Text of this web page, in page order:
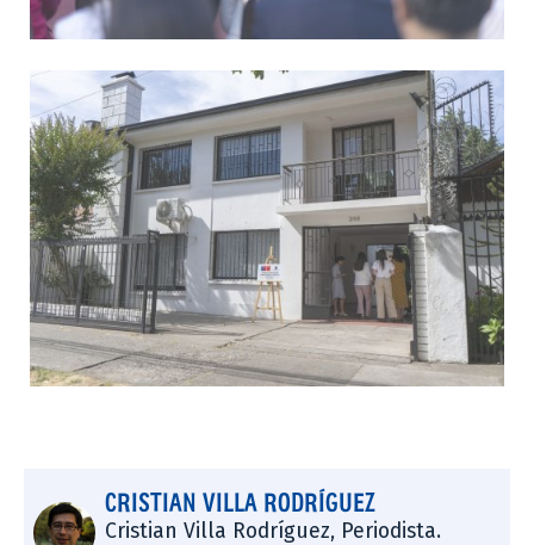
CRISTIAN VILLA RODRÍGUEZ
Cristian Villa Rodríguez, Periodista.